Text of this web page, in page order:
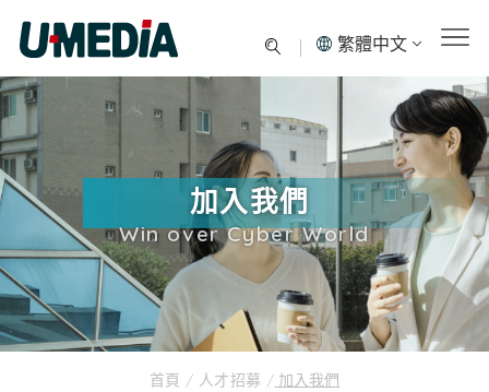
繁體中文
加入我們
Win over Cyber World
首頁 / 人才招募 / 加入我們